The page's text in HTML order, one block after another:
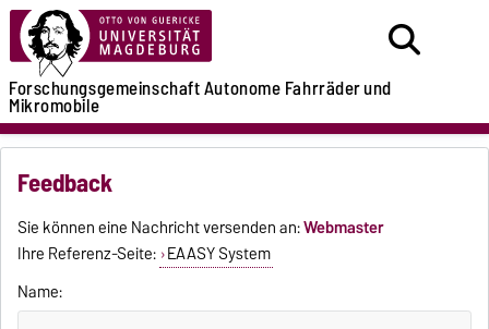
ForschungsgemeinschaftAutonome Fahrräderund
Mikromobile
Feedback
Sie können eine Nachricht versenden an:Webmaster
Ihre Referenz-Seite: EAASY System
Name: